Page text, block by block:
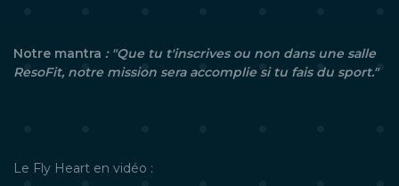
Notre mantra : "Que tu t'inscrives ou non dans une salle
ResoFit, notre mission sera accomplie si tu fais du sport."
Le Fly Heart en vidéo :